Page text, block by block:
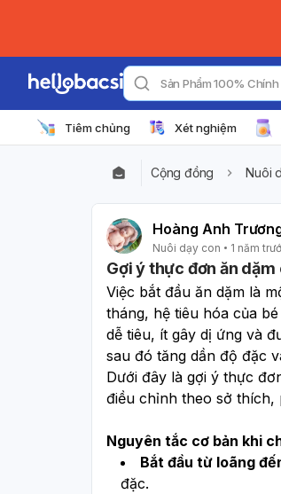
Sản Phẩm 100% Chính
Tiêm chủng Xét nghiệm
Cộng đồng Nuôi
Hoàng Anh
Nuôi dạy con 1 năm
Gợi ý thực đơn ăn
Việc bắt đầu ăn dặm là
tháng, hệ tiêu hóa của
dễ tiêu, ít gây dị ứng và
sau đó tăng dần độ đặc
Dưới đây là gợi ý thực
điều chỉnh theo sở thích,
Nguyên tắc cơ bản khi
Bắt đầu từ loãng
đặc.